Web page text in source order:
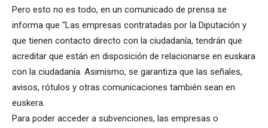
Pero esto no es todo, en un comunicado de prensa se
informa que “Las empresas contratadas por la Diputación y
que tienen contacto directo con la ciudadanía, tendrán que
acreditar que están en disposición de relacionarse en euskara
con la ciudadanía. Asimismo, se garantiza que las señales,
avisos, rótulos y otras comunicaciones también sean en
euskera.
Para poder acceder a subvenciones, las empresas o